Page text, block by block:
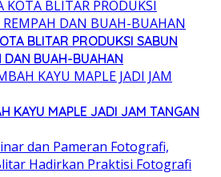
BLITAR PRODUKSI SABUN
DAN BUAH-BUAHAN
KAYU MAPLE JADI JAM TANGAN